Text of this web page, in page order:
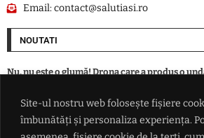
Site-ul nostru web folosește fișiere
îmbunătăți și personaliza experiența.
Email:contact@salutiasi.ro
NOUTATI
Nu, nu este o glumă! Drona care a produs o
Taximetristul căruia i s-a făcut rău la volan a
Municipal